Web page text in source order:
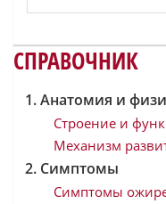
СПРАВОЧНИК
Анатомия и
Строение и
Механизм
Симптомы
Симптомы